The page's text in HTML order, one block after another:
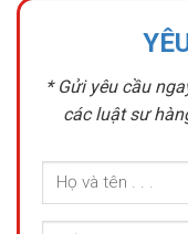
* Gửi yêu cầu
các luật sư